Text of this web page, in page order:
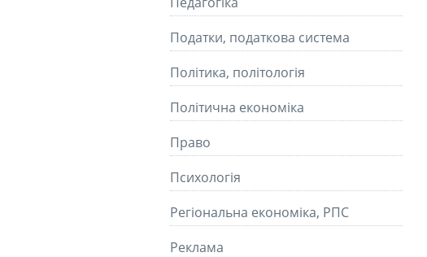
Податки, податкова система
Політика, політологія
Політична економіка
Право
Психологія
Регіональна економіка, РПС
Реклама